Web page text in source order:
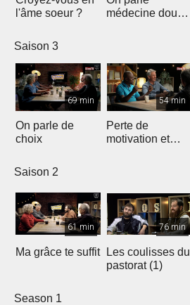
l'âme soeur ?
médecine douce
Saison 3
69 min
On parle de
choix
54 min
Perte de
motivation et
Saison 2
61 min
Ma grâce te suffit
76 min
Les coulisses du
pastorat (1)
Season 1